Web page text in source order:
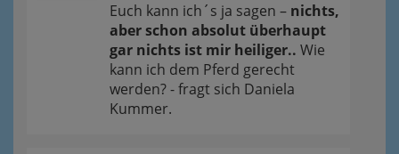
Euch kann ich´s ja sagen – nichts,
aber schon absolut überhaupt
gar nichts ist mir heiliger.. Wie
kann ich dem Pferd gerecht
werden? - fragt sich Daniela
Kummer.